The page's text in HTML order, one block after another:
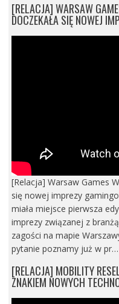
[RELACJA] WARSAW
DOCZEKAŁA SIĘ NOWEJ
[Relacja] Warsaw Games
się nowej imprezy
miała miejsce pierwsza
imprezy związanej z
zagości na mapie
pytanie poznamy już w pr…
[RELACJA] MOBILITY
ZNAKIEM NOWYCH